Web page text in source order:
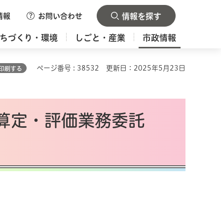
報 お問い合わせ 情報を探す
づくり・環境 しごと・産業 市政情報
刷する ページ番号 : 38532 更新日：2025年5月23日
定・評価業務委託